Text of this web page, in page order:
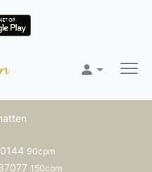
90cpm
150cpm